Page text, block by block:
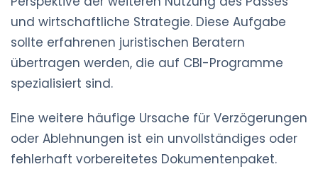
und wirtschaftliche Strategie. Diese Aufgabe
sollte erfahrenen juristischen Beratern
übertragen werden, die auf CBI-Programme
spezialisiert sind.
Eine weitere häufige Ursache für Verzögerungen
oder Ablehnungen ist ein unvollständiges oder
fehlerhaft vorbereitetes Dokumentenpaket.